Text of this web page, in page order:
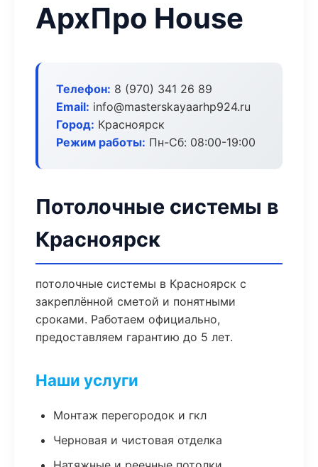
АрхПро House
Телефон: 8 (970) 341 26 89
Email: info@masterskayaarhp924.ru
Город: Красноярск
Режим работы: Пн-Сб: 08:00-19:00
Потолочные системы в
Красноярск
потолочные системы в Красноярск с
закреплённой сметой и понятными
сроками. Работаем официально,
предоставляем гарантию до 5 лет.
Наши услуги
Монтаж перегородок и гкл
Черновая и чистовая отделка